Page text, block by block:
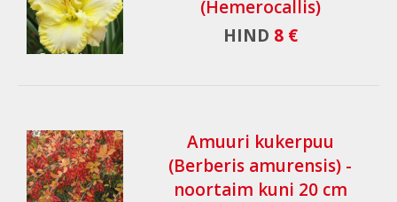
(Hemerocallis)
HIND 8 €
Amuuri kukerpuu
(Berberis amurensis) -
noortaim kuni 20 cm